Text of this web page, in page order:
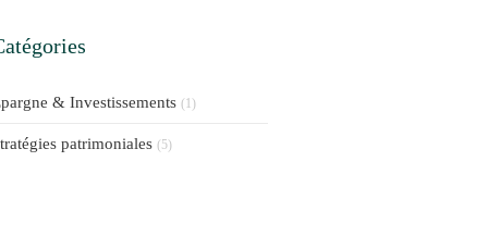
& Investissements (1)
patrimoniales (5)